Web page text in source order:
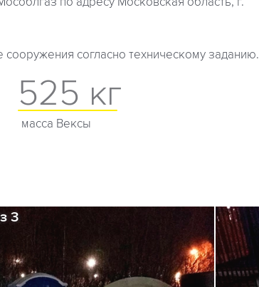
согласно техническому заданию.
525 кг
масса Вексы
3